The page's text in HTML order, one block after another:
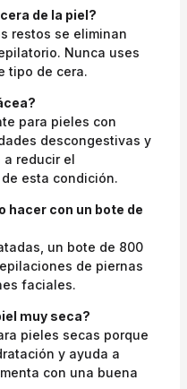
de la piel?
restos se eliminan
Nunca uses
tipo de cera.
para pieles con
descongestivas y
reducir el
esta condición.
hacer con un bote de
un bote de 800
de piernas
faciales.
muy seca?
pieles secas porque
y ayuda a
con una buena